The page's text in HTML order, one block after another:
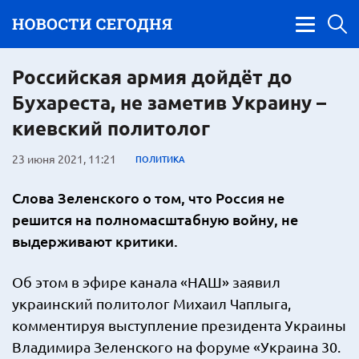
Российская армия дойдёт до
Бухареста, не заметив Украину –
киевский политолог
23 июня 2021, 11:21 ПОЛИТИКА
Слова Зеленского о том, что Россия не
решится на полномасштабную войну, не
выдерживают критики.
Об этом в эфире канала «НАШ» заявил
украинский политолог Михаил Чаплыга,
комментируя выступление президента Украины
Владимира Зеленского на форуме «Украина 30.